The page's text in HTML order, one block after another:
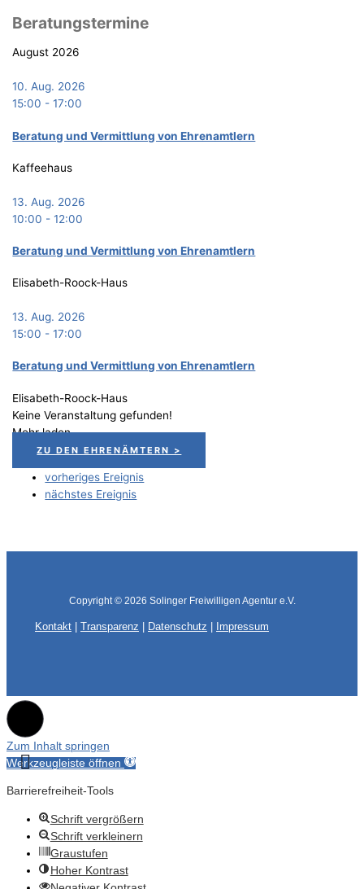
Bera­tungs­ter­mi­ne
August 2026
10. Aug. 2026
15:00 -17:00
Bera­tung und Ver­mitt­lung von Ehrenamtlern
Kaffeehaus
13. Aug. 2026
10:00 -12:00
Bera­tung und Ver­mitt­lung von Ehrenamtlern
Elisabeth-Roock-Haus
13. Aug. 2026
15:00 -17:00
Bera­tung und Ver­mitt­lung von Ehrenamtlern
Elisabeth-Roock-Haus
Keine Veranstaltung gefunden!
Mehr laden
ZU DEN EHRENÄMTERN >
vorheriges Ereignis
nächstes Ereignis
Copyright © 2026 Solinger Freiwilligen Agentur e.V.
Kontakt Transparenz Datenschutz Impressum
Zum Inhalt springen
Werkzeugleiste öffnen
Barrierefreiheit-Tools
Schrift vergrößern
Schrift verkleinern
Graustufen
Hoher Kontrast